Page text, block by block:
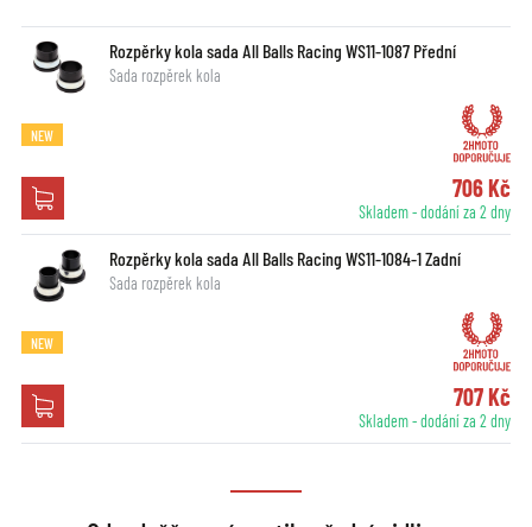
Rozpěrky kola sada All Balls Racing WS11-1087 Přední
Sada rozpěrek kola
NEW
706 Kč
Skladem - dodání za 2 dny
Rozpěrky kola sada All Balls Racing WS11-1084-1 Zadní
Sada rozpěrek kola
NEW
707 Kč
Skladem - dodání za 2 dny